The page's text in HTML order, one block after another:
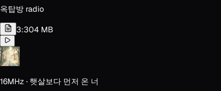
옥탑방 radio
3:304 MB
16MHz · 햇살보다 먼저 온 너